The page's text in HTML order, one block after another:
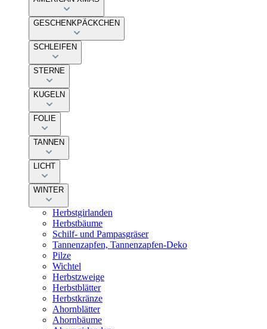
GESCHENKPÄCKCHEN
SCHLEIFEN
STERNE
KUGELN
FOLIE
TANNEN
LICHT
WINTER
Herbstgirlanden
Herbstbäume
Schilf- und Pampasgräser
Tannenzapfen, Tannenzapfen-Deko
Pilze
Wichtel
Herbstzweige
Herbstblätter
Herbstkränze
Ahornblätter
Ahornbäume